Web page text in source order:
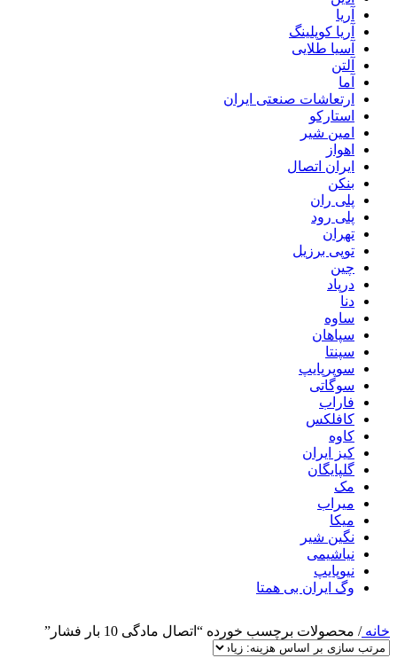
آریا
آریا کوپلینگ
آسیا طلایی
آلتن
آما
ارتعاشات صنعتی ایران
استارکو
امین شیر
اهواز
ایران اتصال
بنکن
پلی ران
پلی رود
تهران
توپی برزیل
چین
درپاد
دنا
ساوه
سپاهان
سپنتا
سوپرپایپ
سوگاتی
فاراب
کافلکس
کاوه
کیز ایران
گلپایگان
مک
میراب
میکا
نگین شیر
نیاشیمی
نیوپایپ
وگ ایران بی همتا
خانه/ محصولات برچسب خورده “اتصال مادگی 10 بار فشار”